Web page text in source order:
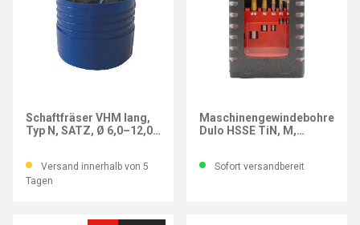
Schaftfräser VHM lang,
Typ N, SATZ, Ø 6,0–12,0
Versand innerhalb von 5
Tagen
Maschinengewindebohrer
Dulo HSSE TiN, M,
Sofort versandbereit